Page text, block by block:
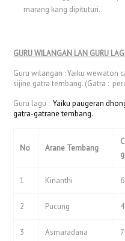
marang kang dipituturi.
GURU WILANGAN LAN GURU LAG
Guru wilangan : Yaiku wewaton
sijine gatra tembang. (Gatra :
Guru lagu : Yaiku paugeran
gatra-gatrane tembang.
No Arane Tembang
1 Kinanthi 6
2 Pucung 4
3 Asmaradana 7